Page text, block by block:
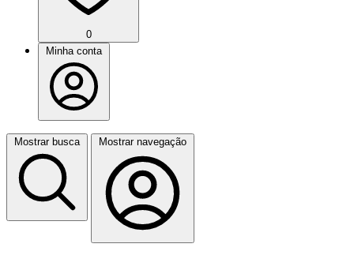
0
Minha conta
Mostrar busca Mostrar navegação